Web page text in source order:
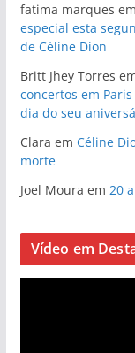
fatima marques em
especial esta
de Céline Dion
Britt Jhey Torres
concertos em
dia do seu
Clara em Céline
morte
Joel Moura em 20
Vídeo em